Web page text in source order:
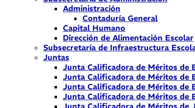
Administración
Contaduría General
Capital Humano
Dirección de Alimentación Escolar
Subsecretaría de Infraestructura
Juntas
Junta Calificadora de Méritos de
Junta Calificadora de Méritos de
Junta Calificadora de Méritos de
Junta Calificadora de Méritos de
Junta Calificadora de Méritos de